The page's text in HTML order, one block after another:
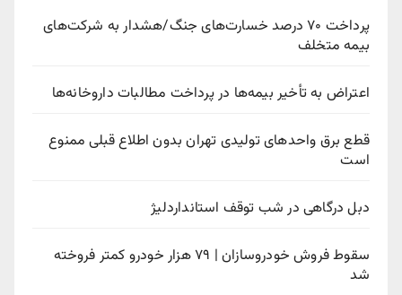
پرداخت ۷۰ درصد خسارت‌های جنگ/هشدار به شرکت‌های
بیمه متخلف
اعتراض به تأخیر بیمه‌ها در پرداخت مطالبات داروخانه‌ها
قطع برق واحدهای تولیدی تهران بدون اطلاع قبلی ممنوع
است
دبل درگاهی در شب توقف استانداردلیژ
سقوط فروش خودروسازان | ۷۹ هزار خودرو کمتر فروخته
شد